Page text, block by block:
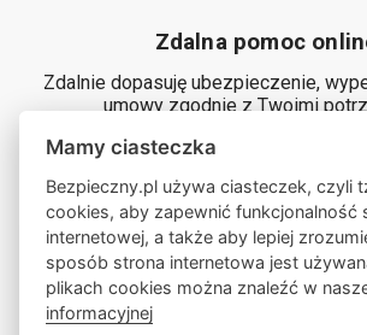
Zdalna pomoc
Zdalnie dopasuję ubezpieczenie,
umowy zgodnie z Twoimi
Zamów ze mną
Mamy ciasteczka
Bezpieczny.pl używa ciasteczek, czyli
cookies, aby zapewnić funkcjonalność
internetowej, a także aby lepiej
sposób strona internetowa jest
plikach cookies można znaleźć w
informacyjnej